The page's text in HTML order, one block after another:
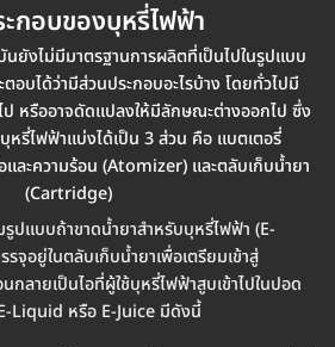
กอบของบุหรี่ไฟฟ้า
นยังไม่มีมาตรฐานการผลิตที่เป็นไปในรูปแบบ
อบได้ว่ามีส่วนประกอบอะไรบ้าง โดยทั่วไปมี
หรืออาจดัดแปลงให้มีลักษณะต่างออกไป ซึ่ง
รี่ไฟฟ้าแบ่งได้เป็น 3 ส่วน คือ แบตเตอรี่
ละความร้อน (Atomizer) และตลับเก็บน้ำยา
(Cartridge)
รูปแบบถ้าขาดน้ำยาสำหรับบุหรี่ไฟฟ้า (E-
จุอยู่ในตลับเก็บน้ำยาเพื่อเตรียมเข้าสู่
กลายเป็นไอที่ผู้ใช้บุหรี่ไฟฟ้าสูบเข้าไปในปอด
Liquid หรือ E-Juice มีดังนี้